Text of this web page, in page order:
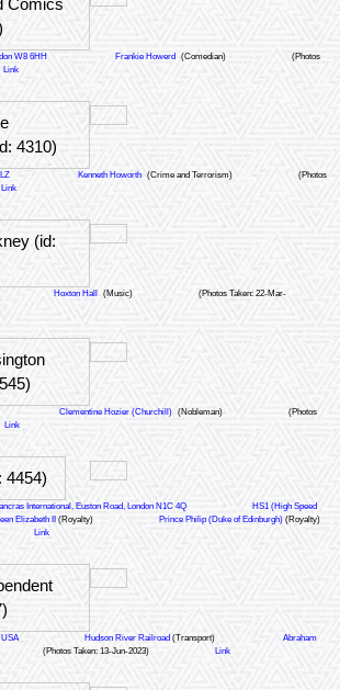
W8 6HH Frankie Howerd (Comedian)
(Photos
Link
Kenneth Howorth (Crime and Terrorism)
(Photos
Link
Hoxton Hall (Music)
(Photos Taken: 22-Mar-
Clementine Hozier (Churchill) (Nobleman)
(Photos
Link
International, Euston Road, London N1C 4Q
HS1 (High Speed
Elizabeth II (Royalty) Prince Philip (Duke of Edinburgh) (Royalty)
Link
USA Hudson River Railroad (Transport)
Abraham
(Photos Taken: 13-Jun-2023) Link